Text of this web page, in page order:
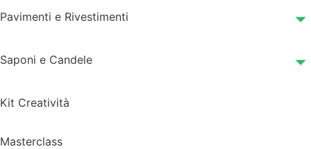
Pavimenti e Rivestimenti
Saponi e Candele
Kit Creatività
Masterclass